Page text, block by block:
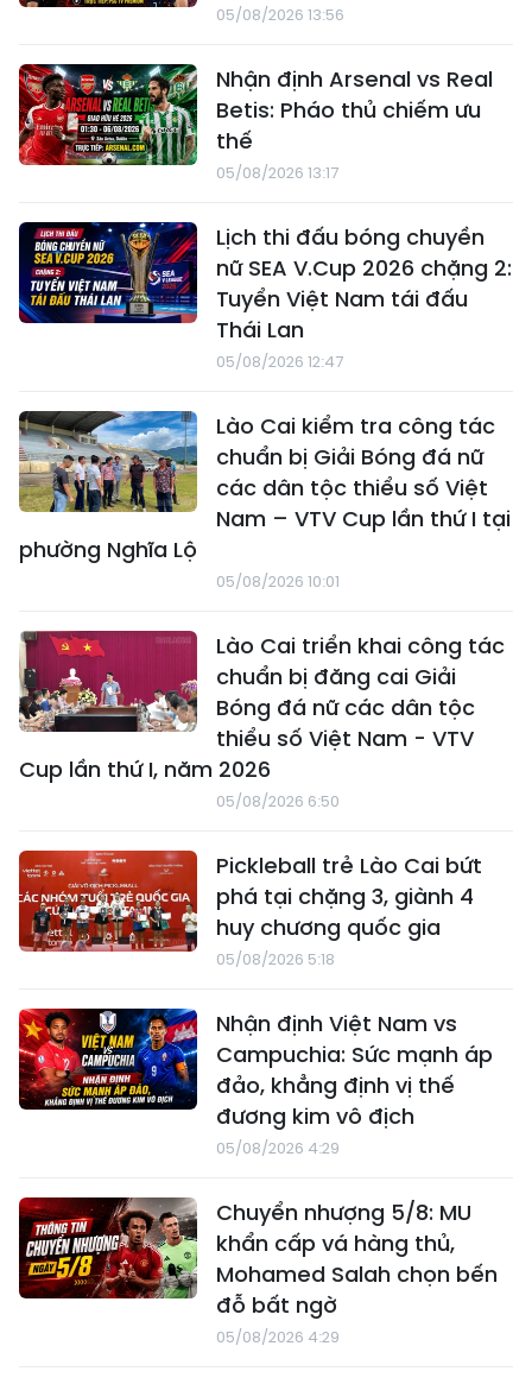
05/08/2026 13:56
Nhận định Arsenal vs Real
Betis: Pháo thủ chiếm ưu
thế
05/08/2026 13:17
Lịch thi đấu bóng chuyền
nữ SEA V.Cup 2026 chặng 2:
Tuyển Việt Nam tái đấu
Thái Lan
05/08/2026 12:47
Lào Cai kiểm tra công tác
chuẩn bị Giải Bóng đá nữ
các dân tộc thiểu số Việt
Nam – VTV Cup lần thứ I tại
phường Nghĩa Lộ
05/08/2026 10:01
Lào Cai triển khai công tác
chuẩn bị đăng cai Giải
Bóng đá nữ các dân tộc
thiểu số Việt Nam - VTV
Cup lần thứ I, năm 2026
05/08/2026 6:50
Pickleball trẻ Lào Cai bứt
phá tại chặng 3, giành 4
huy chương quốc gia
05/08/2026 5:18
Nhận định Việt Nam vs
Campuchia: Sức mạnh áp
đảo, khẳng định vị thế
đương kim vô địch
05/08/2026 4:29
Chuyển nhượng 5/8: MU
khẩn cấp vá hàng thủ,
Mohamed Salah chọn bến
đỗ bất ngờ
05/08/2026 4:29